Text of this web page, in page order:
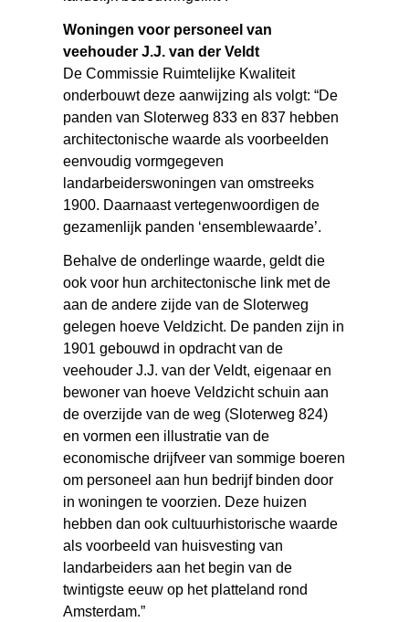
Woningen voor personeel van
veehouder J.J. van der Veldt
De Commissie Ruimtelijke Kwaliteit
onderbouwt deze aanwijzing als volgt: “De
panden van Sloterweg 833 en 837 hebben
architectonische waarde als voorbeelden
eenvoudig vormgegeven
landarbeiderswoningen van omstreeks
1900. Daarnaast vertegenwoordigen de
gezamenlijk panden ‘ensemblewaarde’.
Behalve de onderlinge waarde, geldt die
ook voor hun architectonische link met de
aan de andere zijde van de Sloterweg
gelegen hoeve Veldzicht. De panden zijn in
1901 gebouwd in opdracht van de
veehouder J.J. van der Veldt, eigenaar en
bewoner van hoeve Veldzicht schuin aan
de overzijde van de weg (Sloterweg 824)
en vormen een illustratie van de
economische drijfveer van sommige boeren
om personeel aan hun bedrijf binden door
in woningen te voorzien. Deze huizen
hebben dan ook cultuurhistorische waarde
als voorbeeld van huisvesting van
landarbeiders aan het begin van de
twintigste eeuw op het platteland rond
Amsterdam.”